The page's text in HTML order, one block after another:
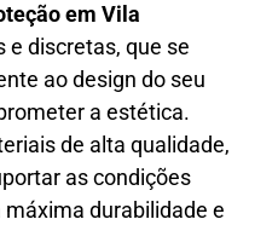
em Vila
discretas, que se
ao design do seu
a estética.
de alta qualidade,
as condições
durabilidade e